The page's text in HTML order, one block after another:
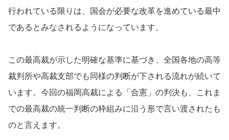
行われている限りは、国会が必要な改革を進めている最中
であるとみなされるようになっています。
この最高裁が示した明確な基準に基づき、全国各地の高等
裁判所や高裁支部でも同様の判断が下される流れが続いて
います。今回の福岡高裁による「合憲」の判決も、これま
での最高裁の統一判断の枠組みに沿う形で言い渡されたも
のと言えます。